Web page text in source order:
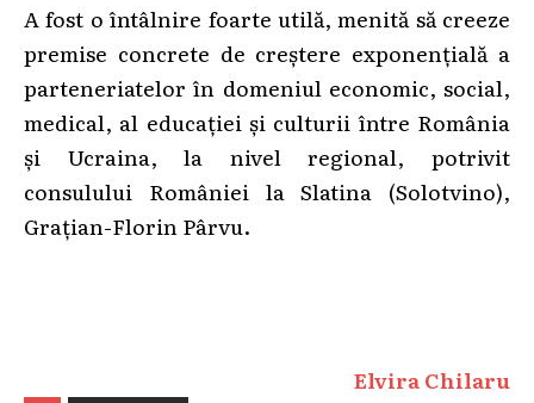
A fost o întâlnire foarte utilă, menită să creeze
premise concrete de creștere exponențială a
parteneriatelor în domeniul economic, social,
medical, al educației și culturii între România
și Ucraina, la nivel regional, potrivit
consulului României la Slatina (Solotvino),
Grațian-Florin Pârvu.
Elvira Chilaru